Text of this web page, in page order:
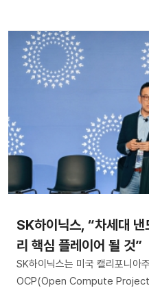
SK하이닉스, “차세대
리 핵심 플레이어 될 것”
SK하이닉스는 미국 캘리포니아
OCP(Open Compute Project)